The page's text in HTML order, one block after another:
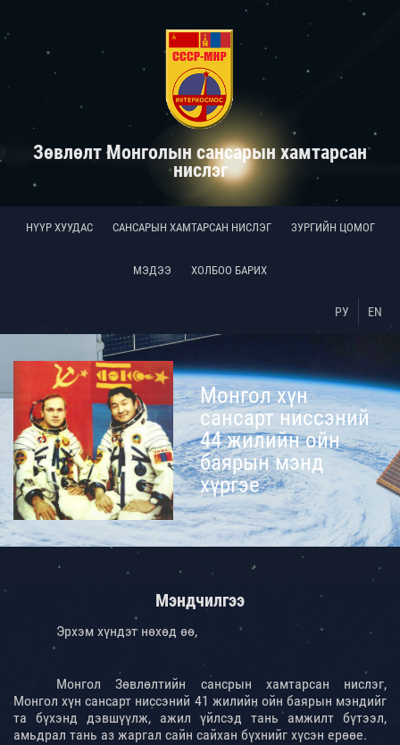
Зөвлөлт Монголын сансарын хамтарсан
нислэг
НҮҮР ХУУДАС САНСАРЫН ХАМТАРСАН НИСЛЭГ ЗУРГИЙН ЦОМОГ
МЭДЭЭ ХОЛБОО БАРИХ
РУ EN
Монгол хүн
сансарт ниссэний
44 жилийн ойн
баярын мэнд
хүргэе
Мэндчилгээ
Эрхэм хүндэт нөхөд өө,
Монгол Зөвлөлтийн сансрын хамтарсан нислэг,
Монгол хүн сансарт ниссэний 41 жилийн ойн баярын мэндийг
та бүхэнд дэвшүүлж, ажил үйлсэд тань амжилт бүтээл,
амьдрал тань аз жаргал сайн сайхан бүхнийг хүсэн ерөөе.